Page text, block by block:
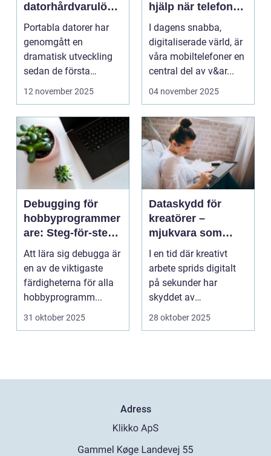
datorhårdvarulösn
ingar
Portabla datorer har
genomgått en
dramatisk utveckling
sedan de första
bärbara model...
12 november 2025
hjälp när telefonen
gått sönder
I dagens snabba,
digitaliserade värld, är
våra mobiltelefoner en
central del av v&ar...
04 november 2025
Debugging för
hobbyprogrammer
are: Steg-för-steg-
metoder
Att lära sig debugga är
en av de viktigaste
färdigheterna för alla
hobbyprogramm...
31 oktober 2025
Dataskydd för
kreatörer –
mjukvara som
skyddar
intellektuellt
kapital
I en tid där kreativt
arbete sprids digitalt
på sekunder har
skyddet av
intellektuellt ka...
28 oktober 2025
Adress